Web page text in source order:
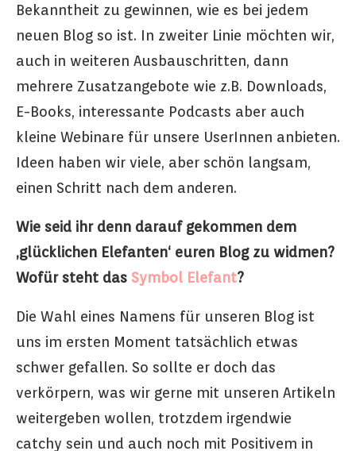
Bekanntheit zu gewinnen, wie es bei jedem
neuen Blog so ist. In zweiter Linie möchten wir,
auch in weiteren Ausbauschritten, dann
mehrere Zusatzangebote wie z.B. Downloads,
E-Books, interessante Podcasts aber auch
kleine Webinare für unsere UserInnen anbieten.
Ideen haben wir viele, aber schön langsam,
einen Schritt nach dem anderen.
Wie seid ihr denn darauf gekommen dem
‚glücklichen Elefanten‘ euren Blog zu widmen?
Wofür steht das Symbol Elefant?
Die Wahl eines Namens für unseren Blog ist
uns im ersten Moment tatsächlich etwas
schwer gefallen. So sollte er doch das
verkörpern, was wir gerne mit unseren Artikeln
weitergeben wollen, trotzdem irgendwie
catchy sein und auch noch mit Positivem in